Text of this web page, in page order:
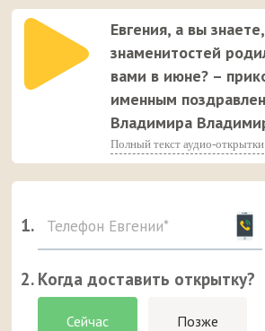
Евгения, а вы
знаменитостей
вами в июне? –
именным
Владимира
Полный текст аудио-открытки
1.
2. Когда доставить открытку?
Сейчас Позже